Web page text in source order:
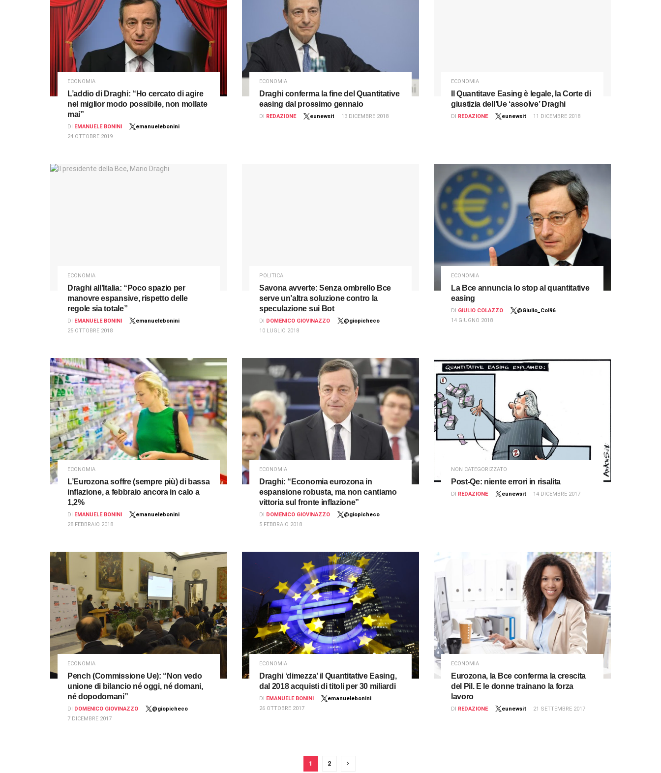
ECONOMIA
L’addio di Draghi: “Ho cercato di agire
nel miglior modo possibile, non mollate
mai”
DI EMANUELE BONINI
emanuelebonini
24 OTTOBRE 2019
ECONOMIA
Draghi conferma la fine del Quantitative
easing dal prossimo gennaio
DI REDAZIONE eunewsit 13 DICEMBRE 2018
ECONOMIA
Il Quantitave Easing è legale, la Corte di
giustizia dell’Ue ‘assolve’ Draghi
DI REDAZIONE eunewsit 11 DICEMBRE 2018
ECONOMIA
Draghi all’Italia: “Poco spazio per
manovre espansive, rispetto delle
regole sia totale”
DI EMANUELE BONINI
emanuelebonini
25 OTTOBRE 2018
POLITICA
Savona avverte: Senza ombrello Bce
serve un’altra soluzione contro la
speculazione sui Bot
DI DOMENICO GIOVINAZZO
@giopicheco
10 LUGLIO 2018
ECONOMIA
La Bce annuncia lo stop al quantitative
easing
DI GIULIO COLAZZO
@Giulio_Col96
14 GIUGNO 2018
ECONOMIA
L’Eurozona soffre (sempre più) di bassa
inflazione, a febbraio ancora in calo a
1,2%
DI EMANUELE BONINI
emanuelebonini
28 FEBBRAIO 2018
ECONOMIA
Draghi: “Economia eurozona in
espansione robusta, ma non cantiamo
vittoria sul fronte inflazione”
DI DOMENICO GIOVINAZZO
@giopicheco
5 FEBBRAIO 2018
NON CATEGORIZZATO
Post-Qe: niente errori in risalita
DI REDAZIONE eunewsit 14 DICEMBRE 2017
ECONOMIA
Pench (Commissione Ue): “Non vedo
unione di bilancio né oggi, né domani,
né dopodomani”
DI DOMENICO GIOVINAZZO
@giopicheco
7 DICEMBRE 2017
ECONOMIA
Draghi ‘dimezza’ il Quantitative Easing,
dal 2018 acquisti di titoli per 30 miliardi
DI EMANUELE BONINI
emanuelebonini
26 OTTOBRE 2017
ECONOMIA
Eurozona, la Bce conferma la crescita
del Pil. E le donne trainano la forza
lavoro
DI REDAZIONE eunewsit 21 SETTEMBRE 2017
1 2